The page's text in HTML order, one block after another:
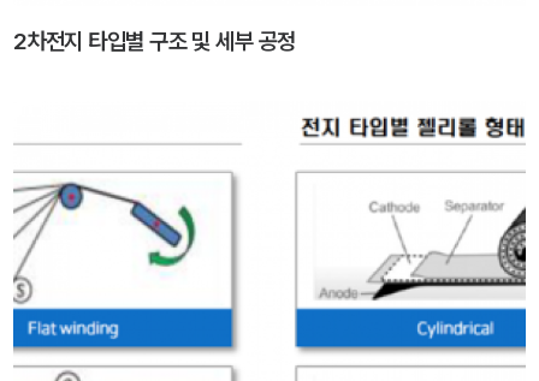
2차전지 타입별 구조 및 세부 공정